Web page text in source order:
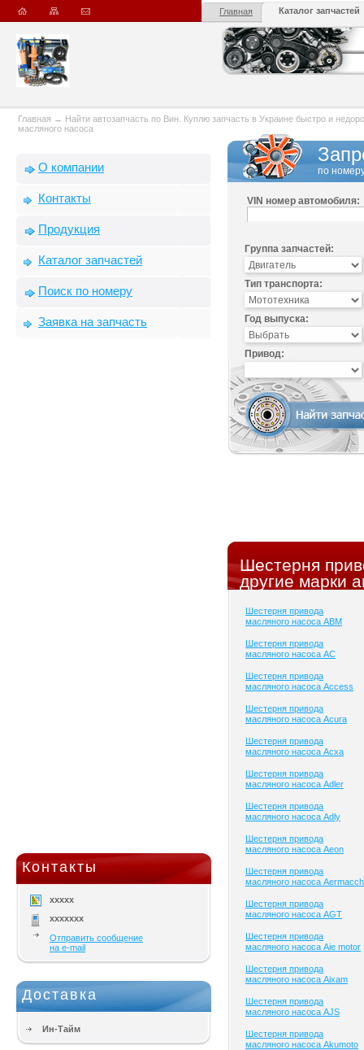
Главная Каталог запчастей
Главная → Найти автозапчасть по Вин. Куплю запчасть в Украине быстро и
масляного насоса
О компании
Контакты
Продукция
Каталог запчастей
Поиск по номеру
Заявка на запчасть
Контакты
xxxxx
xxxxxxx
Отправить сообщение
на e-mail
Доставка
Ин-Тайм
по
VIN номер автомобиля:
Группа запчастей:
Тип транспорта:
Год выпуска:
Привод:
Шестерня
другие марки
Шестерня привода
масляного насоса ABM
Шестерня привода
масляного насоса AC
Шестерня привода
масляного насоса Access
Шестерня привода
масляного насоса Acura
Шестерня привода
масляного насоса Acxa
Шестерня привода
масляного насоса Adler
Шестерня привода
масляного насоса Adly
Шестерня привода
масляного насоса Aeon
Шестерня привода
масляного насоса
Шестерня привода
масляного насоса AGT
Шестерня привода
масляного насоса Aie motor
Шестерня привода
масляного насоса Aixam
Шестерня привода
масляного насоса AJS
Шестерня привода
масляного насоса Akumoto